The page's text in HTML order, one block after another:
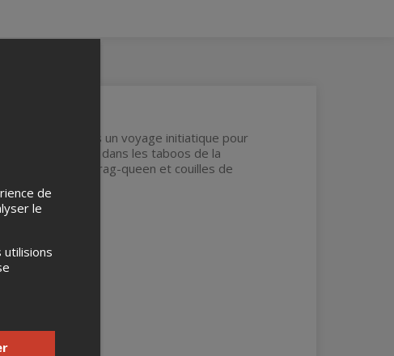
se lance dans un voyage initiatique pour
qui fonce droit dans les taboos de la
ups, bip-test, drag-queen et couilles de
de
le
utilisions